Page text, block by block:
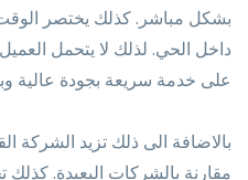
بشكل مباشر. كذلك يختصر
داخل الحي. لذلك لا يتحمل
على خدمة سريعة بجودة عالية
بالاضافة الى ذلك تزيد الشركة
مقارنة بالشركات البعيدة.